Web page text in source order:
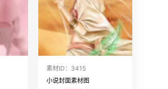
小说封面素材图 素材ID:10806
该美工上传了
小说封面素材图 素材ID:10803
该美工上传了
小说封面素材图 素材ID:10802
该美工上传了
小说封面素材图 素材ID:10797
小说封面素材图 素材ID:10795
小说封面素材图 素材ID:10792
素材ID：3415
小说封面素材图